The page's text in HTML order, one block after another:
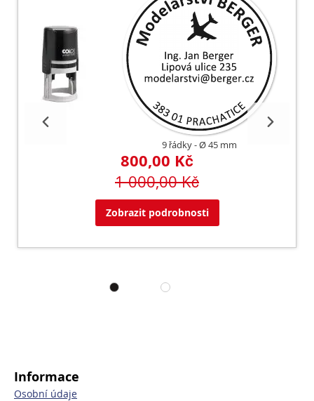
9 řádky Ø 45 mm
800,00 Kč
1 000,00 Kč
Zobrazit podrobnosti
Informace
Osobní údaje